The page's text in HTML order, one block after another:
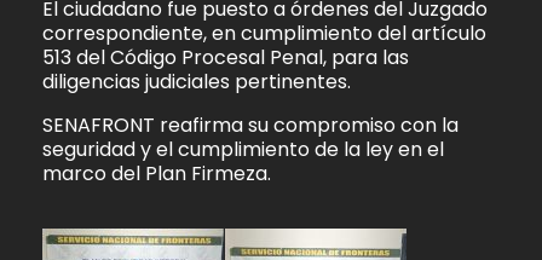
El ciudadano fue puesto a órdenes del Juzgado
correspondiente, en cumplimiento del artículo
513 del Código Procesal Penal, para las
diligencias judiciales pertinentes.
SENAFRONT reafirma su compromiso con la
seguridad y el cumplimiento de la ley en el
marco del Plan Firmeza.